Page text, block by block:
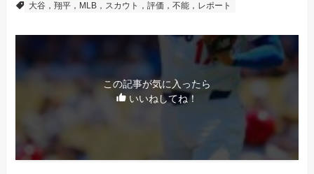
大谷，翔平，MLB，スカウト，評価，不能，レポート
この記事が気に入ったら
いいねしてね！